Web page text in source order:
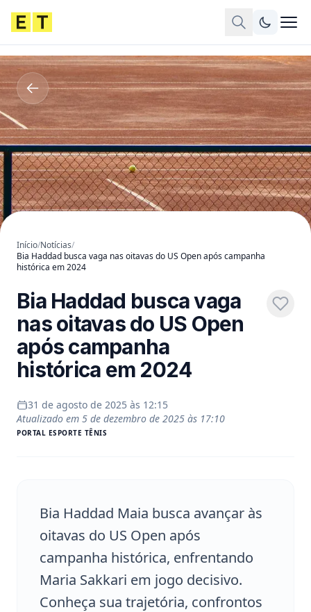
Início/Notícias/
Bia Haddad busca vaga nas oitavas do US Open após campanha
histórica em 2024
Bia Haddad busca vaga
nas oitavas do US Open
após campanha
histórica em 2024
31 de agosto de 2025 às 12:15
Atualizado em 5 de dezembro de 2025 às 17:10
PORTAL ESPORTE TÊNIS
Bia Haddad Maia busca avançar às
oitavas do US Open após
campanha histórica, enfrentando
Maria Sakkari em jogo decisivo.
Conheça sua trajetória, confrontos